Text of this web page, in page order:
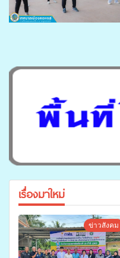
เรื่องมาใหม่
ข่าวสังคม